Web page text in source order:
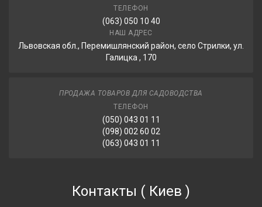
ТЕЛЕФОН
(063) 050 10 40
НАШ АДРЕС
Львовская обл., Перемишлянский район, село Стрилки, ул.
Галицка , 170
ПРОДАЖА ТОВАРОВ ДЛЯ САДОВОДСТВА
ТЕЛЕФОН
(050) 043 01 11
(098) 002 60 02
(063) 043 01 11
Контакты ( Киев )